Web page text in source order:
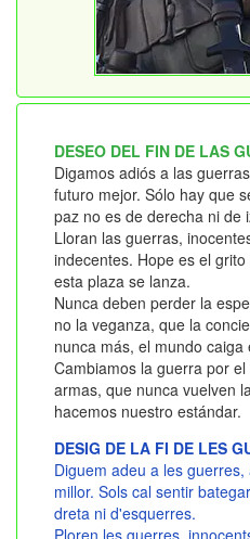
DESEO DEL FIN DE LAS
Digamos adiós a las
futuro mejor. Sólo hay que
paz no es de derecha ni de
Lloran las guerras,
indecentes. Hope es el
esta plaza se lanza.
Nunca deben perder la
no la veganza, que la
nunca más, el mundo caiga
Cambiamos la guerra por
armas, que nunca vuelven
hacemos nuestro estándar.
DESIG DE LA FI DE LES
Diguem adeu a les
millor. Sols cal sentir
dreta ni d'esquerres.